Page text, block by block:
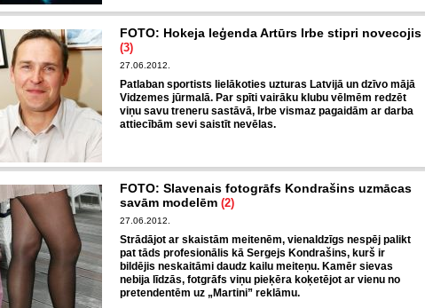
FOTO: Hokeja leģenda Artūrs Irbe stipri novecojis
(3)
27.06.2012.
Patlaban sportists lielākoties uzturas Latvijā un dzīvo mājā
Vidzemes jūrmalā. Par spīti vairāku klubu vēlmēm redzēt
viņu savu treneru sastāvā, Irbe vismaz pagaidām ar darba
attiecībām sevi saistīt nevēlas.
FOTO: Slavenais fotogrāfs Kondrašins uzmācas
savām modelēm (2)
27.06.2012.
Strādājot ar skaistām meitenēm, vienaldzīgs nespēj palikt
pat tāds profesionālis kā Sergejs Kondrašins, kurš ir
bildējis neskaitāmi daudz kailu meiteņu. Kamēr sievas
nebija līdzās, fotgrāfs viņu pieķēra koķetējot ar vienu no
pretendentēm uz „Martini” reklāmu.